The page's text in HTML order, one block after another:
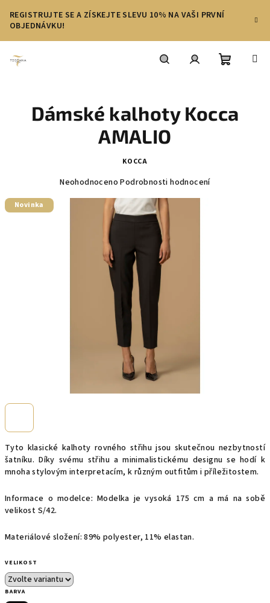
obsah
REGISTRUJTE SE A ZÍSKEJTE SLEVU 10% NA VAŠI PRVNÍ
OBJEDNÁVKU!
košík
Tyto klasické kalhoty rovného střihu jsou skutečnou nezbytností
šatníku. Díky svému střihu a minimalistickému designu se hodí k
mnoha stylovým interpretacím, k různým outfitům i příležitostem.
Informace o modelce: Modelka je vysoká 175 cm a má na sobě
velikost S/42.
Materiálové složení: 89% polyester, 11% elastan.
VELIKOST
BARVA
Dámské kalhoty Kocca
AMALIO
KOCCA
produktu
Neohodnoceno Podrobnosti hodnocení
Novinka